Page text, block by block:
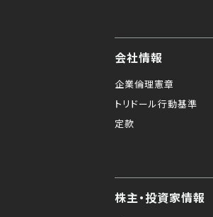
会社情報
企業倫理憲章
トリドール行動基準
定款
株主・投資家情報